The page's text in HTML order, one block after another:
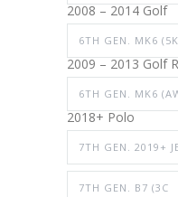
2008 – 2014 Golf
6TH GEN. MK6 (5K
2009 – 2013 Golf R
6TH GEN. MK6
2018+ Polo
7TH GEN. 2019+
7TH GEN. B7 (3C